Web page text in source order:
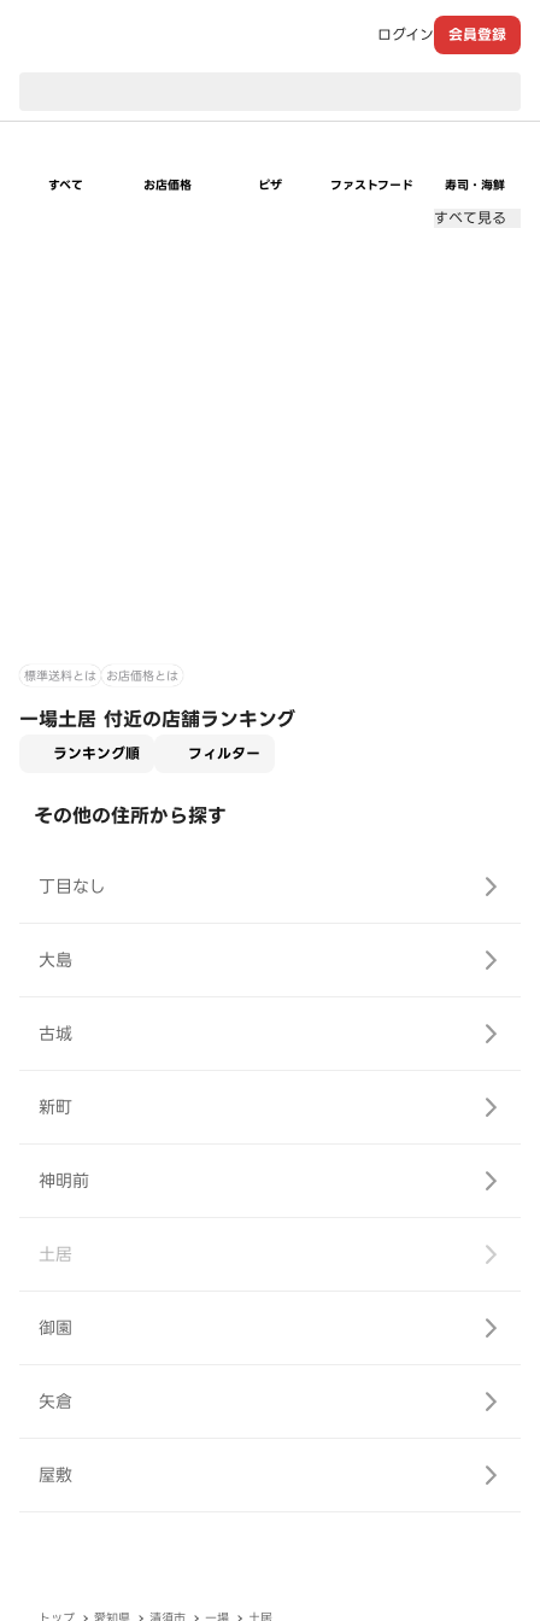
ログイン 会員登録
すべて お店価格 ピザ ファストフード 寿司・海鮮
すべて見る
標準送料とは お店価格とは
一場土居 付近の店舗ランキング
ランキング順 フィルター
その他の住所から探す
丁目なし
大島
古城
新町
神明前
土居
御園
矢倉
屋敷